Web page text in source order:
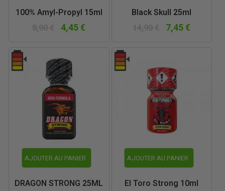
100% Amyl-Propyl 15ml
4,45 €
Black Skull 25ml
7,45 €
AJOUTER AU PANIER
DRAGON STRONG 25ML
AJOUTER AU PANIER
El Toro Strong 10ml